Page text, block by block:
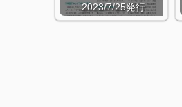
2023/7/25発行